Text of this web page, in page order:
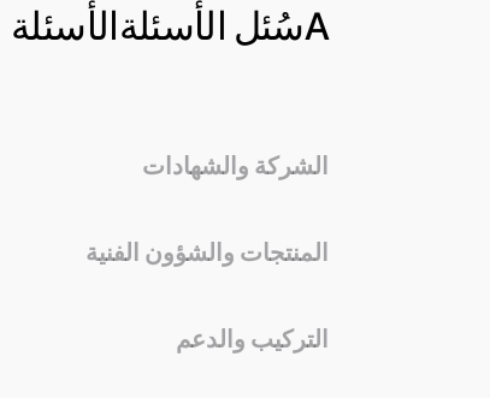
Aسُئل الأسئلةالأسئلة
الشركة والشهادات
المنتجات والشؤون الفنية
التركيب والدعم